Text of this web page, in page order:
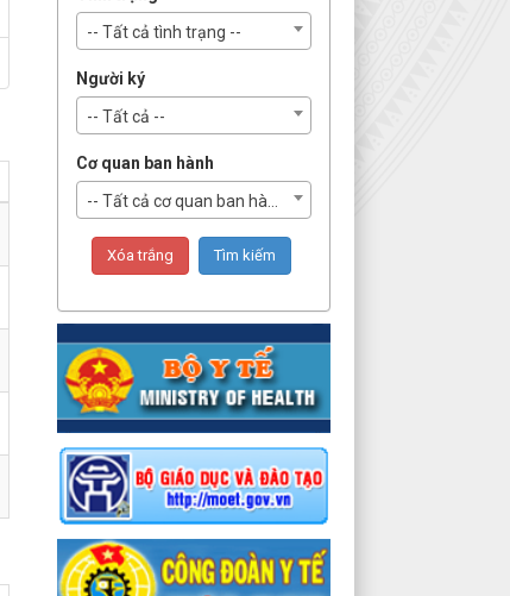
-- Tất cả tình trạng --
Người ký
-- Tất cả --
Cơ quan ban hành